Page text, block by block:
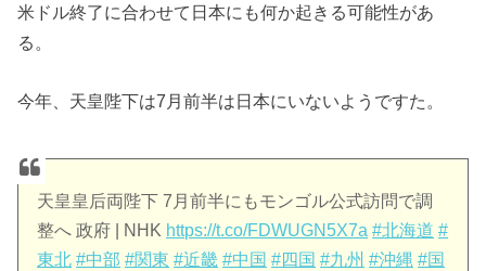
米ドル終了に合わせて日本にも何か起きる可能性があ
る。
今年、天皇陛下は7月前半は日本にいないようですた。
天皇皇后両陛下 7月前半にもモンゴル公式訪問で調
整へ 政府 | NHK https://t.co/FDWUGN5X7a #北海道 #
東北 #中部 #関東 #近畿 #中国 #四国 #九州 #沖縄 #国